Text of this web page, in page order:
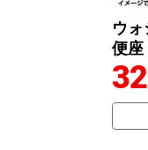
ウ
便座